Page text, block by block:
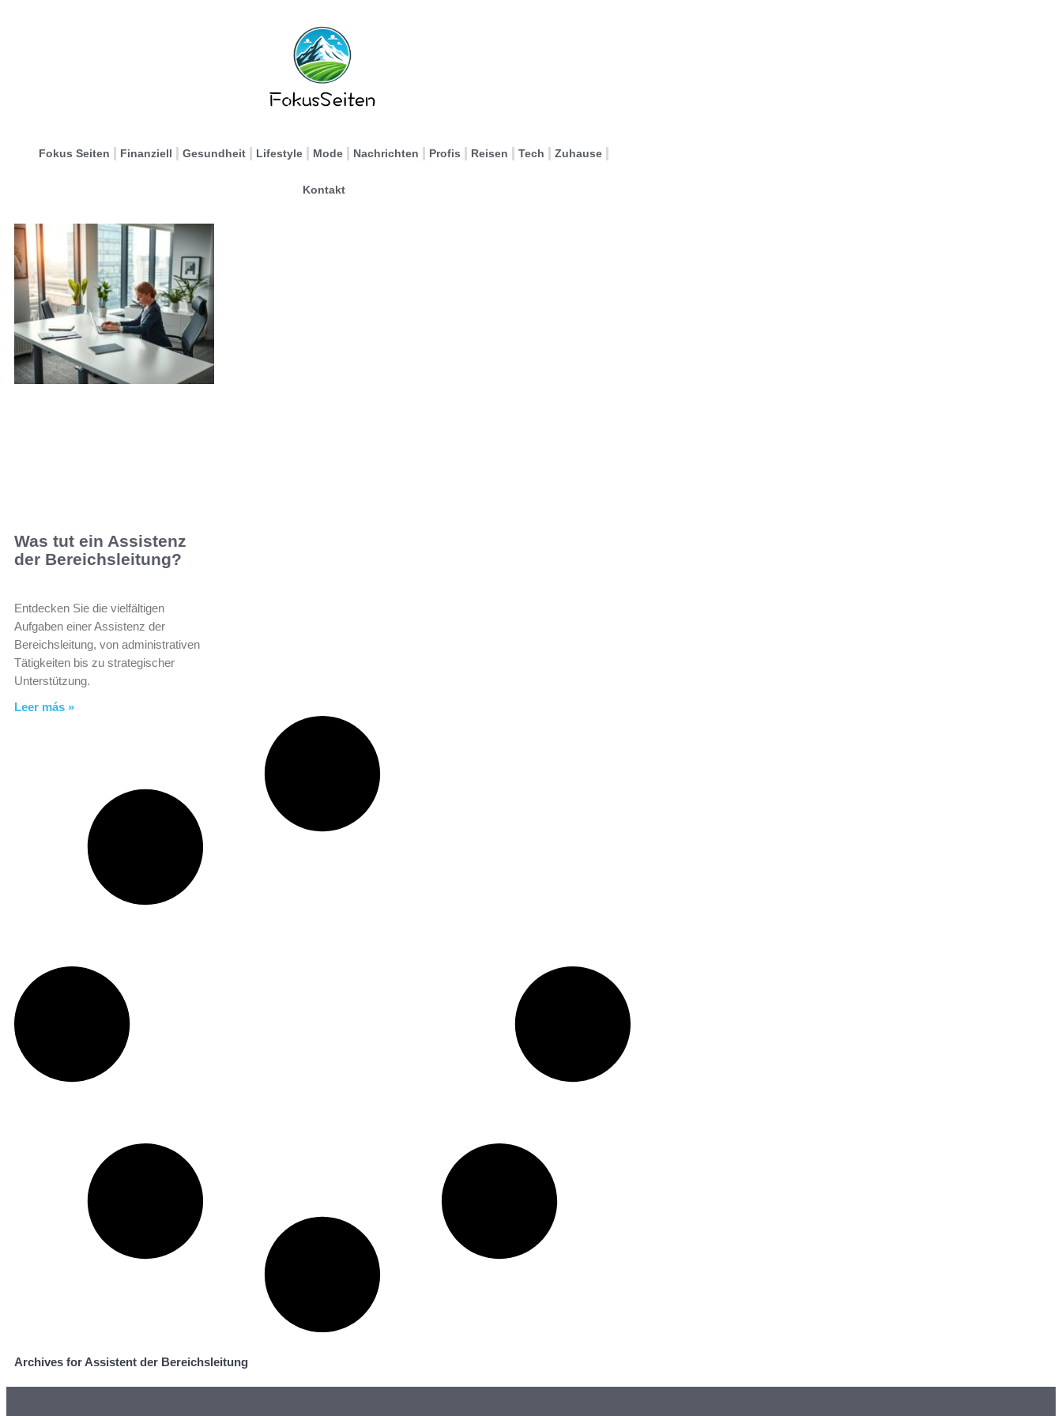
Fokus Seiten Finanziell Gesundheit Lifestyle Mode Nachrichten Profis Reisen Tech Zuhause
Kontakt
Was tut ein Assistenz
der Bereichsleitung?
Entdecken Sie die vielfältigen
Aufgaben einer Assistenz der
Bereichsleitung, von administrativen
Tätigkeiten bis zu strategischer
Unterstützung.
Leer más »
Archives for Assistent der Bereichsleitung